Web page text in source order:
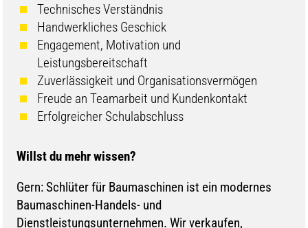
Technisches Verständnis
Handwerkliches Geschick
Engagement, Motivation und
Leistungsbereitschaft
Zuverlässigkeit und Organisationsvermögen
Freude an Teamarbeit und Kundenkontakt
Erfolgreicher Schulabschluss
Willst du mehr wissen?
Gern: Schlüter für Baumaschinen ist ein modernes
Baumaschinen-Handels- und
Dienstleistungsunternehmen. Wir verkaufen,